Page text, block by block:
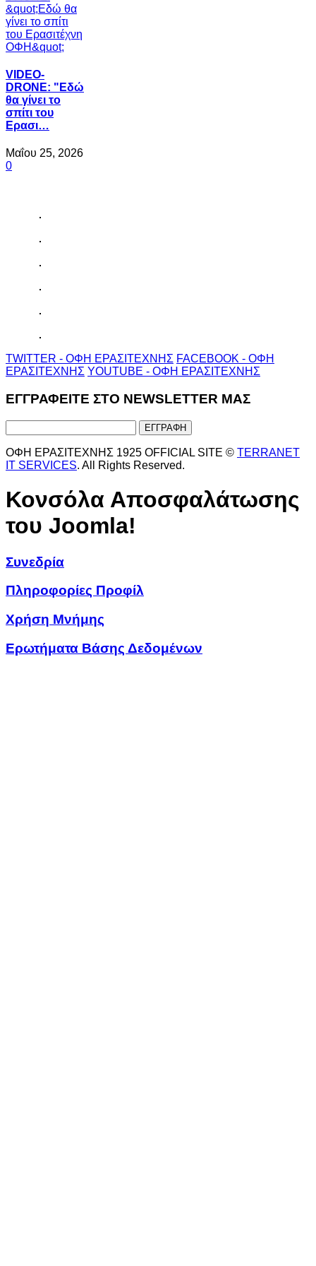
VIDEO-
DRONE: "Εδώ
θα γίνει το
σπίτι του
Ερασι…
Μαΐου 25, 2026
0
TWITTER - ΟΦΗ ΕΡΑΣΙΤΕΧΝΗΣ FACEBOOK - ΟΦΗ
ΕΡΑΣΙΤΕΧΝΗΣ YOUTUBE - ΟΦΗ ΕΡΑΣΙΤΕΧΝΗΣ
ΕΓΓΡΑΦΕΙΤΕ ΣΤΟ NEWSLETTER ΜΑΣ
ΟΦΗ ΕΡΑΣΙΤΕΧΝΗΣ 1925 OFFICIAL SITE © TERRANET
IT SERVICES. All Rights Reserved.
Κονσόλα Αποσφαλάτωσης
του Joomla!
Συνεδρία
Πληροφορίες Προφίλ
Χρήση Μνήμης
Ερωτήματα Βάσης Δεδομένων